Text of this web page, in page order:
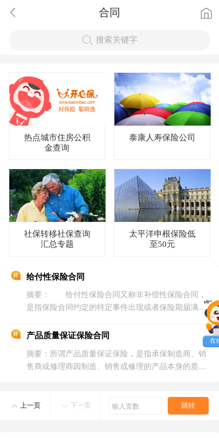
合同
搜索关键字
热点城市住房公积
金查询
泰康人寿保险公司
社保转移社保查询
汇总专题
太平洋申根保险低
至50元
给付性保险合同
摘要： 给付性保险合同又称非补偿性保险合同，
是指保险合同约定的特定事件出现或者保险期届满，
保险金的合同。
产品质量保证保险合同
摘要：所谓产品质量保证保险，是指承保制造商、销
售商或修理商因制造、销售或修理的产品本身的质量
上一页 下一页 输入页数 跳转